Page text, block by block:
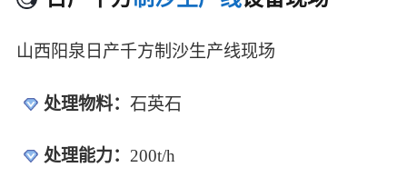
山西阳泉日产千方制沙生产线现场
处理物料： 石英石
处理能力： 200t/h